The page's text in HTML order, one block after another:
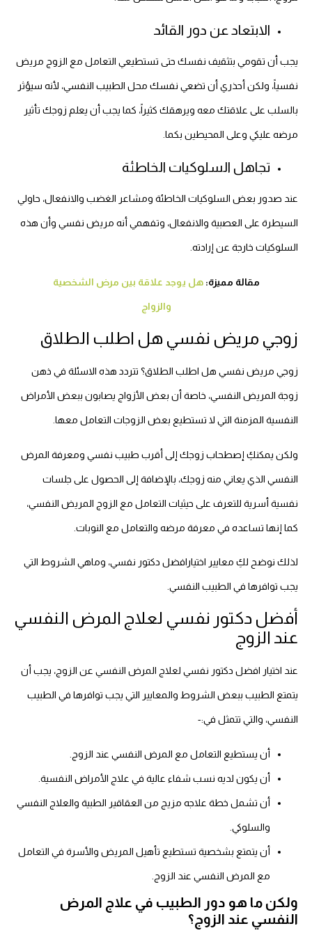
الابتعاد عن دور القائد
يجب أن تقومي بتثقيف نفسك حتى تستطيعي التعامل مع الزوج مريض
نفسياً، ولكن أحذري أن تضعي نفسك محل الطبيب النفسي، لأنه سيؤثر
بالسلب على علاقتك معه ويرهقك كثيراً، كما يجب أن يعلم زوجك تأثير
مرضه عليكي وعلى المحيطين بكما.
تجاهل السلوكيات الخاطئة
عند صدور بعض السلوكيات الخاطئة ومشاعر الغضب والانفعال، حاولي
السيطرة على العصبية والانفعال، وتفهمي أنه مريض نفسي وأن هذه
السلوكيات خارجة عن إرادته.
مقالة مميزة:هل يوجد علاقة بين مرض الشخصية
والزواج
زوجي مريض نفسي هل اطلب الطلاق
زوجي مريض نفسي هل اطلب الطلاق؟ تتردد هذه الاسئلة في ذهن
زوجة المريض النفسي، خاصة أن بعض الأزواج يصابون ببعض الأمراض
النفسية المزمنة التي لا تستطيع بعض الزوجات التعامل معها.
ولكن يمكنكِ إصطحاب زوجك إلى أقرب طبيب نفسي ومعرفة المرض
النفسي الذي يعاني منه زوجك، بالإضافة إلى الحصول على جلسات
نفسية أسرية للتعرف على حيثيات التعامل مع الزوج المريض النفسي،
كما إنها تساعده في معرفة مرضه والتعامل مع النوبات.
لذلك نوضح لكِ معايير اختيارافضل دكتور نفسي، وماهي الشروط التي
يجب توافرها في الطبيب النفسي.
أفضل دكتور نفسي لعلاج المرض النفسي
عند الزوج
عند اختيار افضل دكتور نفسي لعلاج المرض النفسي عن الزوج، يجب أن
يتمتع الطبيب ببعض الشروط والمعايير التي يجب توافرها في الطبيب
النفسي، والتي تتمثل في:-
أن يستطيع التعامل مع المرض النفسي عند الزوج.
أن يكون لديه نسب شفاء عالية في علاج الأمراض النفسية.
أن تشمل خطة علاجه مزيج من العقاقير الطبية والعلاج النفسي
والسلوكي.
أن يتمتع بشخصية تستطيع تأهيل المريض والأسرة في التعامل
مع المرض النفسي عند الزوج.
ولكن ما هو دور الطبيب في علاج المرض
النفسي عند الزوج؟